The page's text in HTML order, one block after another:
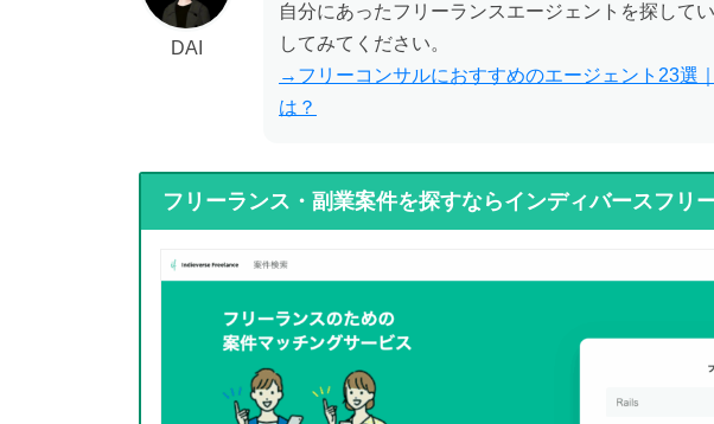
DAI
自分にあったフリーランスエージェントを探して
してみてください。
→フリーコンサルにおすすめのエージェント23選
は？
フリーランス・副業案件を探すならインディバースフリ